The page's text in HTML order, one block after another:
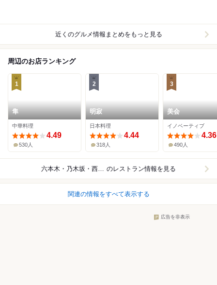
近くのグルメ情報まとめをもっと見る
周辺のお店ランキング
1
隼
中華料理
4.49
530人
2
明寂
日本料理
4.44
318人
3
美会
イノベーティブ
4.36
490人
六本木・乃木坂・西麻布 のレストラン情報を見る
関連の情報をすべて表示する
広告を非表示